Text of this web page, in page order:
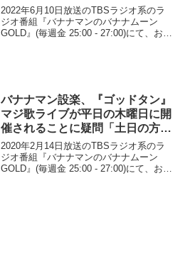
と脅されていることに恐怖「おっ
かねぇ顔をしてさ…」
2022年6月10日放送のTBSラジオ系のラ
ジオ番組『バナナマンのバナナムーン
GOLD』(毎週金 25:00 - 27:00)にて、お笑
バナナマン設楽、『ゴッドタン』
マジ歌ライブが平日の木曜日に開
催されることに疑問「土日の方が
来る人も来やすいし…」
2020年2月14日放送のTBSラジオ系のラ
ジオ番組『バナナマンのバナナムーン
GOLD』(毎週金 25:00 - 27:00)にて、お笑